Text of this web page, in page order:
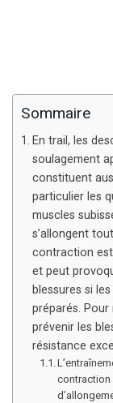
Sommaire
En trail, les
soulagement
constituent
particulier les
muscles
s’allongent
contraction
et peut
blessures si
préparés.
prévenir les
résistance
contraction